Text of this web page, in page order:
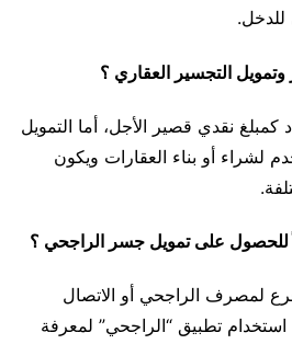
للدخل.
التجسير العقاري ؟
كمبلغ نقدي قصير الأجل، أما التمويل
لشراء أو بناء العقارات ويكون
على تمويل جسر الراجحي ؟
لمصرف الراجحي أو الاتصال
استخدام تطبيق “الراجحي” لمعرفة